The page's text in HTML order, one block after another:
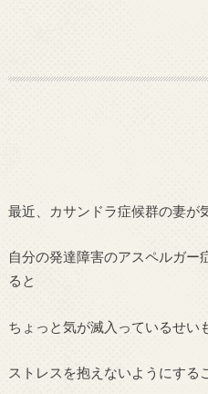
最近、カサンドラ症候群の妻が
自分の発達障害のアスペルガ
ると
ちょっと気が滅入っているせい
ストレスを抱えないようにする